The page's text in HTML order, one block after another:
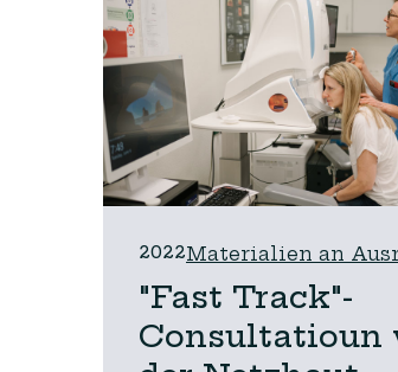
2022Materialien an
"Fast Track"-
Consultatioun